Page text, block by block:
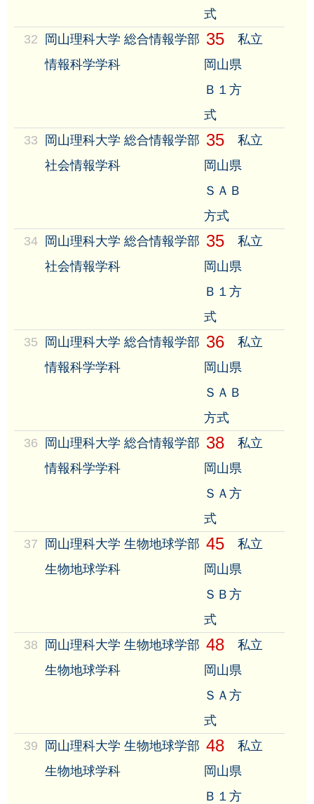
式
32
岡山理科大学 総合情報学部
情報科学学科
35
私立
岡山県
Ｂ１方
式
33
岡山理科大学 総合情報学部
社会情報学科
35
私立
岡山県
ＳＡＢ
方式
34 岡山理科大学 総合情報学部
社会情報学科
35
私立
岡山県
Ｂ１方
式
35
岡山理科大学 総合情報学部
情報科学学科
36
私立
岡山県
ＳＡＢ
方式
36
岡山理科大学 総合情報学部
情報科学学科
38
私立
岡山県
ＳＡ方
式
37
岡山理科大学 生物地球学部
生物地球学科
45
私立
岡山県
ＳＢ方
式
38
岡山理科大学 生物地球学部
生物地球学科
48
私立
岡山県
ＳＡ方
式
39
岡山理科大学 生物地球学部
生物地球学科
48
私立
岡山県
Ｂ１方